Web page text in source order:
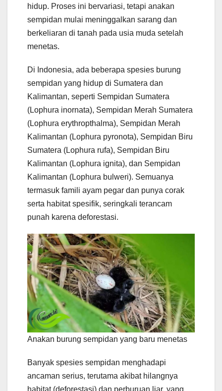
hidup. Proses ini bervariasi, tetapi anakan
sempidan mulai meninggalkan sarang dan
berkeliaran di tanah pada usia muda setelah
menetas.
Di Indonesia, ada beberapa spesies burung
sempidan yang hidup di Sumatera dan
Kalimantan, seperti Sempidan Sumatera
(Lophura inornata), Sempidan Merah Sumatera
(Lophura erythropthalma), Sempidan Merah
Kalimantan (Lophura pyronota), Sempidan Biru
Sumatera (Lophura rufa), Sempidan Biru
Kalimantan (Lophura ignita), dan Sempidan
Kalimantan (Lophura bulweri). Semuanya
termasuk famili ayam pegar dan punya corak
serta habitat spesifik, seringkali terancam
punah karena deforestasi.
Anakan burung sempidan yang baru menetas
Banyak spesies sempidan menghadapi
ancaman serius, terutama akibat hilangnya
habitat (deforestasi) dan perburuan liar, yang